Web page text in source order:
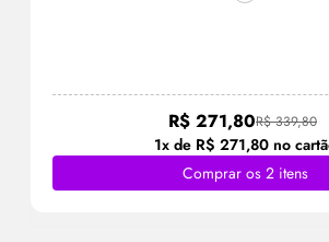
R$ 339,80
R$ 271,80
1x de R$ 271,80 no
Comprar os 2 itens